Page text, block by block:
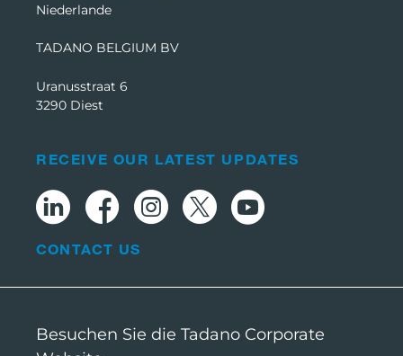
Niederlande
TADANO BELGIUM BV
Uranusstraat 6
3290 Diest
RECEIVE OUR LATEST UPDATES
CONTACT US
Besuchen Sie die Tadano Corporate